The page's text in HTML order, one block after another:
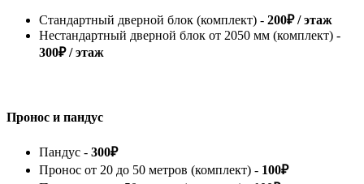
Стандартный дверной блок (комплект) - 200₽ / этаж
Нестандартный дверной блок от 2050 мм (комплект) -
300₽ / этаж
Пронос и пандус
Пандус - 300₽
Пронос от 20 до 50 метров (комплект) - 100₽